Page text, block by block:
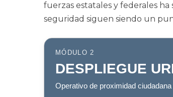
fuerzas estatales y federales
seguridad siguen siendo un
MÓDULO 2
DESPLIEGUE
Operativo de proximidad